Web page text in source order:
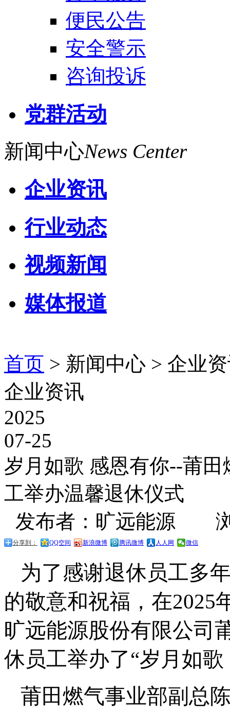
便民公告
安全警示
咨询投诉
党群活动
新闻中心News Center
企业资讯
行业动态
视频新闻
媒体报道
首页 > 新闻中心 > 企业
企业资讯
2025
07-25
岁月如歌 感恩有你--莆
工举办温馨退休仪式
发布者：旷远能源
分享到： QQ空间 新浪微博 腾讯微博 人人网 微信
为了感谢退休员工多
的敬意和祝福，在2025
旷远能源股份有限公司
休员工举办了“岁月如
莆田燃气事业部副总